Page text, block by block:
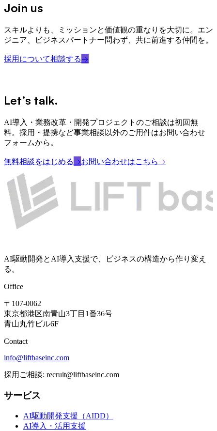
Join us
スキルよりも、ミッションと価値観の重なりを大切に。エン
ジニア、ビジネスパートナー問わず、共に前進する仲間を。
採用について相談する→
Let’s talk.
AI導入・業務改革・開発プロジェクトのご相談は初回無
料。採用・提携など事業相談以外のご用件はお問い合わせ
フォームから。
無料相談をはじめる→お問い合わせはこちら→
AI駆動開発とAI導入支援で、ビジネスの構造から作り変え
る。
Office
〒107-0062
東京都港区南青山3丁目1番36号
青山丸竹ビル6F
Contact
info@liftbaseinc.com
採用ご相談: recruit@liftbaseinc.com
サービス
AI駆動開発支援（AIDD）
AI導入・活用支援